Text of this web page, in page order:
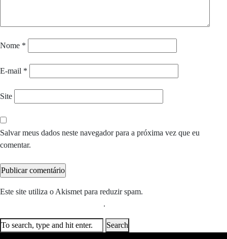
Nome *
E-mail *
Site
Salvar meus dados neste navegador para a próxima vez que eu
comentar.
Este site utiliza o Akismet para reduzir spam.
.
Search